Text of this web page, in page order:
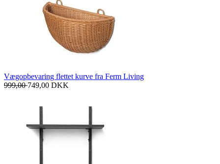
Vægopbevaring flettet kurve fra Ferm Living
999,00749,00 DKK